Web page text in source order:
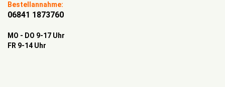
Bestellannahme:
06841 1873760
MO - DO 9-17 Uhr
FR 9-14 Uhr